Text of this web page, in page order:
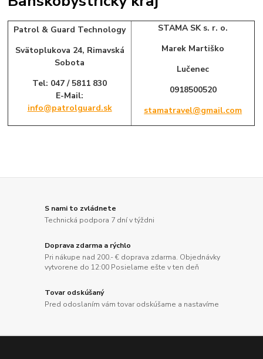
Patrol & Guard Technology
Svätoplukova 24, Rimavská
Sobota
Tel: 047 / 5811 830
E-Mail:
info@patrolguard.sk
STAMA SK s. r. o.
Marek Martiško
Lučenec
0918500520
stamatravel@gmail.com
S nami to zvládnete
Technická podpora 7 dní v týždni
Doprava zdarma a rýchlo
Pri nákupe nad 200.- € doprava zdarma. Objednávky
vytvorene do 12:00 Posielame ešte v ten deň
Tovar odskúšaný
Pred odoslaním vám tovar odskúšame a nastavíme